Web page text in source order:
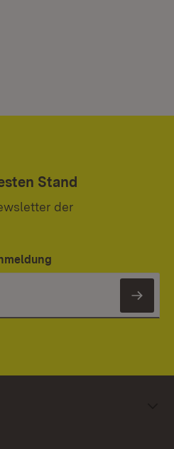
Stand
der